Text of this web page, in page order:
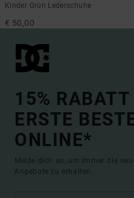
Kinder Grün Lederschuhe
€ 50,00
15%
ERSTE
ONLINE*
Melde dich an, um immer die
Angebote zu erhalten.